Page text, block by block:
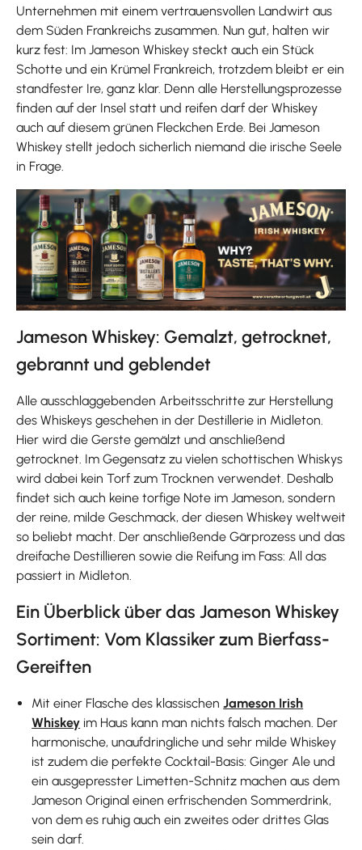
Unternehmen mit einem vertrauensvollen Landwirt aus
dem Süden Frankreichs zusammen. Nun gut, halten wir
kurz fest: Im Jameson Whiskey steckt auch ein Stück
Schotte und ein Krümel Frankreich, trotzdem bleibt er ein
standfester Ire, ganz klar. Denn alle Herstellungsprozesse
finden auf der Insel statt und reifen darf der Whiskey
auch auf diesem grünen Fleckchen Erde. Bei Jameson
Whiskey stellt jedoch sicherlich niemand die irische Seele
in Frage.
Jameson Whiskey: Gemalzt, getrocknet,
gebrannt und geblendet
Alle ausschlaggebenden Arbeitsschritte zur Herstellung
des Whiskeys geschehen in der Destillerie in Midleton.
Hier wird die Gerste gemälzt und anschließend
getrocknet. Im Gegensatz zu vielen schottischen Whiskys
wird dabei kein Torf zum Trocknen verwendet. Deshalb
findet sich auch keine torfige Note im Jameson, sondern
der reine, milde Geschmack, der diesen Whiskey weltweit
so beliebt macht. Der anschließende Gärprozess und das
dreifache Destillieren sowie die Reifung im Fass: All das
passiert in Midleton.
Ein Überblick über das Jameson Whiskey
Sortiment: Vom Klassiker zum Bierfass-
Gereiften
Mit einer Flasche des klassischenJameson Irish
Whiskey im Haus kann man nichts falsch machen. Der
harmonische, unaufdringliche und sehr milde Whiskey
ist zudem die perfekte Cocktail-Basis: Ginger Ale und
ein ausgepresster Limetten-Schnitz machen aus dem
Jameson Original einen erfrischenden Sommerdrink,
von dem es ruhig auch ein zweites oder drittes Glas
sein darf.